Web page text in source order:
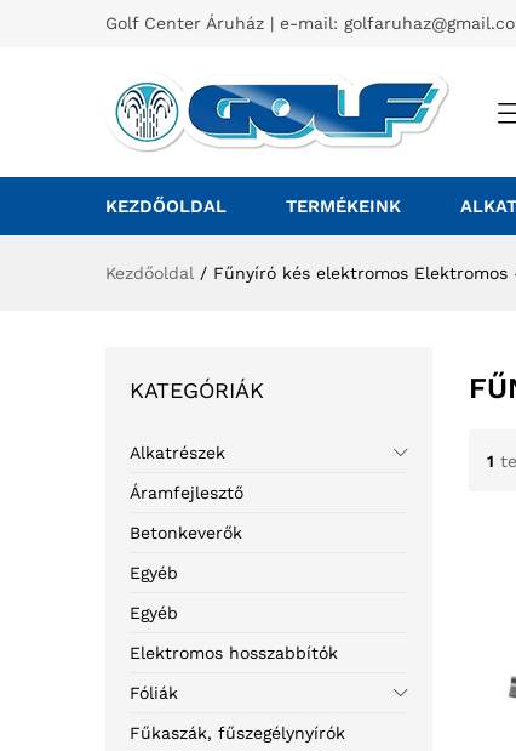
Golf Center Áruház | e-mail:
KEZDŐOLDAL TERMÉKEINK
Kezdőoldal / Fűnyíró kés elektromos Elektromos
1
KATEGÓRIÁK
Alkatrészek
Áramfejlesztő
Betonkeverők
Egyéb
Egyéb
Elektromos hosszabbítók
Fóliák
Fűkaszák, fűszegélynyírók